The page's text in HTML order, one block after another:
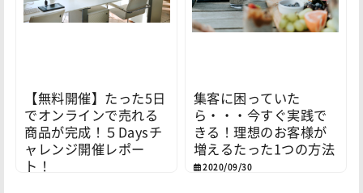
【無料開催】たった5日
でオンラインで売れる
商品が完成！５Daysチ
ャレンジ開催レポー
ト！
集客に困っていた
ら・・・今すぐ実践で
きる！理想のお客様が
増えるたった1つの方法
2020/09/30